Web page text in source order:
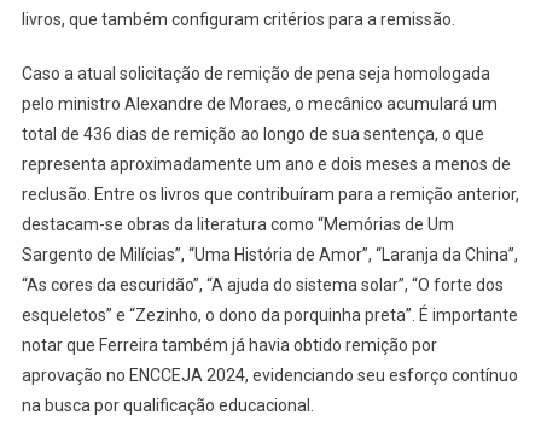
livros, que também configuram critérios para a remissão.
Caso a atual solicitação de remição de pena seja homologada
pelo ministro Alexandre de Moraes, o mecânico acumulará um
total de 436 dias de remição ao longo de sua sentença, o que
representa aproximadamente um ano e dois meses a menos de
reclusão. Entre os livros que contribuíram para a remição anterior,
destacam-se obras da literatura como “Memórias de Um
Sargento de Milícias”, “Uma História de Amor”, “Laranja da China”,
“As cores da escuridão”, “A ajuda do sistema solar”, “O forte dos
esqueletos” e “Zezinho, o dono da porquinha preta”. É importante
notar que Ferreira também já havia obtido remição por
aprovação no ENCCEJA 2024, evidenciando seu esforço contínuo
na busca por qualificação educacional.